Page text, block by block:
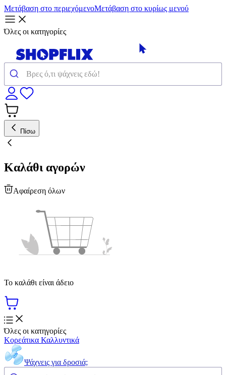
Μετάβαση στο περιεχόμενοΜετάβαση στο κυρίως μενού
Όλες οι κατηγορίες
Πίσω
Καλάθι αγορών
Αφαίρεση όλων
Το καλάθι είναι άδειο
Όλες οι κατηγορίες
Κορεάτικα Καλλυντικά
Ψάχνεις για δροσιά;